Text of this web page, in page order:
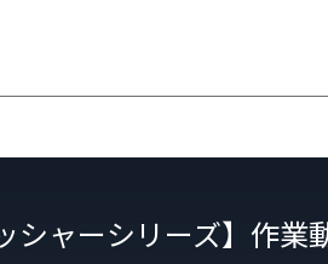
シャーシリーズ】作業